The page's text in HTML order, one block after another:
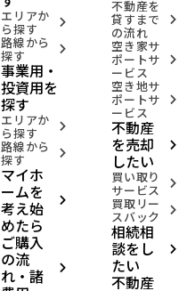
エリアか
ら探す arrow_forward_ios
路線から
探す arrow_forward_ios
事業用・
投資用を
探す
エリアか
ら探す arrow_forward_ios
路線から
探す arrow_forward_ios
マイホ
ームを
考え始
めたら
arrow_forward_ios
ご購入
の流
れ・諸 arrow_forward_ios
不動産を
貸すまで
の流れ
arrow_forward_ios
空き家サ
ポートサ
ービス
arrow_forward_ios
空き地サ
ポートサ
ービス
arrow_forward_ios
不動産
を売却
したい
arrow_forward_ios
買い取り
サービス arrow_forward_ios
買取リー
スバック arrow_forward_ios
相続相
談をし
たい
arrow_forward_ios
不動産